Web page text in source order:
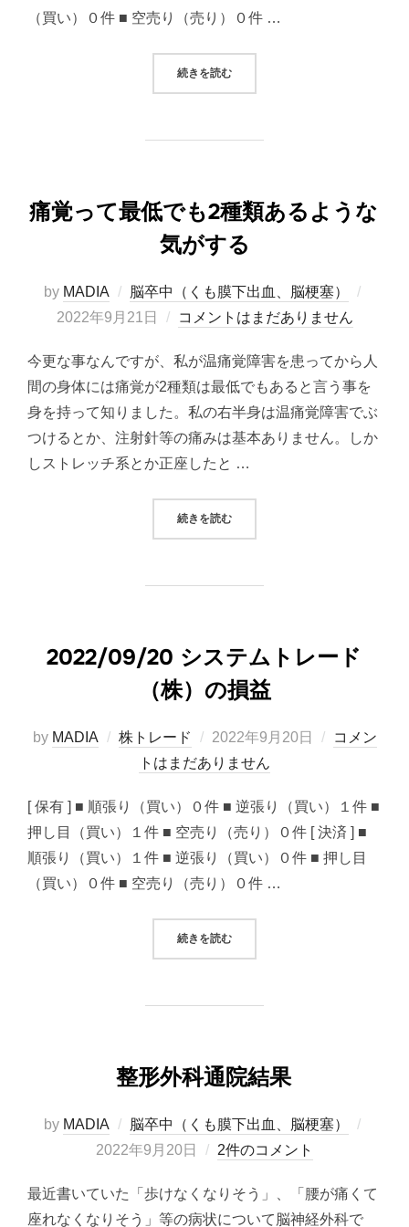
（買い）０件 ■ 空売り（売り）０件 …
続きを読む“2022/09/21 システムトレード（
痛覚って最低でも2種類あるような
気がする
by MADIA 脳卒中（くも膜下出血、脳梗塞）
2022年9月21日 コメントはまだありません
今更な事なんですが、私が温痛覚障害を患ってから人
間の身体には痛覚が2種類は最低でもあると言う事を
身を持って知りました。私の右半身は温痛覚障害でぶ
つけるとか、注射針等の痛みは基本ありません。しか
しストレッチ系とか正座したと …
続きを読む“痛覚って最低でも2種類あるよう
2022/09/20 システムトレード
（株）の損益
by MADIA 株トレード
投
稿
2022年9月20日
コメン
トはまだありません
[ 保有 ] ■ 順張り（買い）０件 ■ 逆張り（買い）１件 ■
押し目（買い）１件 ■ 空売り（売り）０件 [ 決済 ] ■
順張り（買い）１件 ■ 逆張り（買い）０件 ■ 押し目
（買い）０件 ■ 空売り（売り）０件 …
続きを読む“2022/09/20 システムトレード（
整形外科通院結果
by MADIA 脳卒中（くも膜下出血、脳梗塞）
2022年9月20日 2件のコメント
最近書いていた「歩けなくなりそう」、「腰が痛くて
座れなくなりそう」等の病状について脳神経外科で